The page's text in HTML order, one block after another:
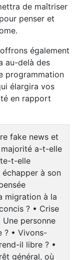
de maîtriser
penser et
également
au-delà des
programmation
élargira vos
en rapport
fake news et
a-t-elle
t-elle
à son
migration à la
? • Crise
personne
? • Vivons-
il libre ? •
général, où